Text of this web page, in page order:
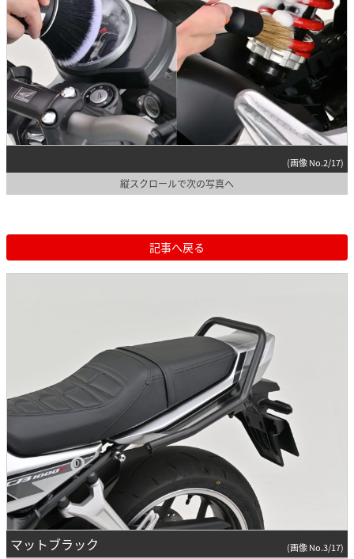
(画像 No.2/17)
縦スクロールで次の写真へ
記事へ戻る
マットブラック (画像 No.3/17)